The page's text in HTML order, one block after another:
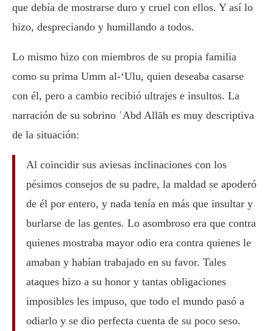
que debía de mostrarse duro y cruel con ellos. Y así lo
hizo, despreciando y humillando a todos.
Lo mismo hizo con miembros de su propia familia
como su prima Umm al-‘Ulu, quien deseaba casarse
con él, pero a cambio recibió ultrajes e insultos. La
narración de su sobrino ʿAbd Allāh es muy descriptiva
de la situación:
Al coincidir sus aviesas inclinaciones con los
pésimos consejos de su padre, la maldad se apoderó
de él por entero, y nada tenía en más que insultar y
burlarse de las gentes. Lo asombroso era que contra
quienes mostraba mayor odio era contra quienes le
amaban y habían trabajado en su favor. Tales
ataques hizo a su honor y tantas obligaciones
imposibles les impuso, que todo el mundo pasó a
odiarlo y se dio perfecta cuenta de su poco seso.